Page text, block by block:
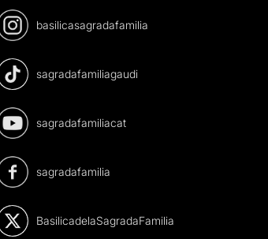
basilicasagradafamilia
sagradafamiliagaudi
sagradafamiliacat
sagradafamilia
BasilicadelaSagradaFamilia